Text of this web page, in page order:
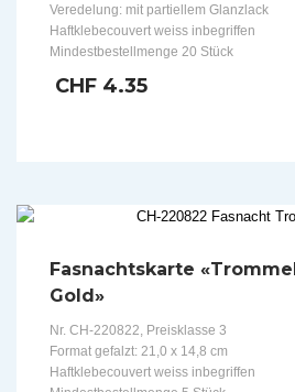
Veredelung: mit partiellem Glanzlack
Haftklebecouvert weiss inbegriffen
Mindestbestellmenge 20 Stück
CHF 4.35
Fasnachtskarte
Gold»
Nr. CH-220822, Preisklasse 3
Format gefalzt: 21,0 x 14,8 cm
Haftklebecouvert weiss inbegriffen